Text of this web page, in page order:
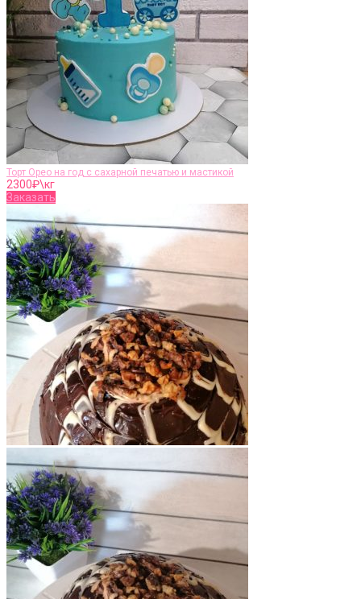
Торт Орео на год с сахарной печатью и мастикой
2300₽\кг
Заказать